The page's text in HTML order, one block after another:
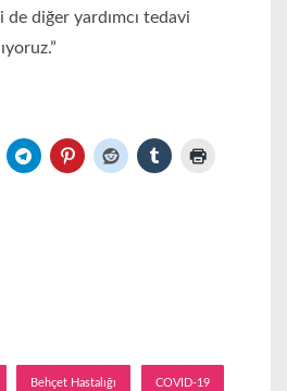
diğer yardımcı tedavi
Behçet Hastalığı COVID-19